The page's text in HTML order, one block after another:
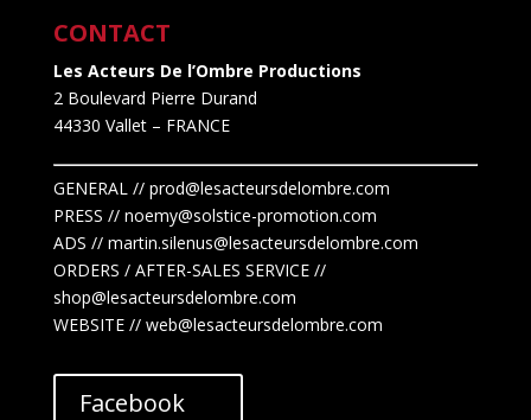
CONTACT
Les Acteurs De l’Ombre Productions
2 Boulevard Pierre Durand
44330 Vallet– FRANCE
GENERAL // prod@lesacteursdelombre.com
PRESS // noemy@solstice-promotion.com
ADS // martin.silenus@lesacteursdelombre.com
ORDERS / AFTER-SALES SERVICE //
shop@lesacteursdelombre.com
WEBSITE // web@lesacteursdelombre.com
Facebook